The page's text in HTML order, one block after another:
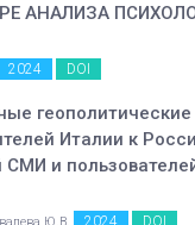
АНАЛИЗА
2024 DOI
Италии к
СМИ и
2024 DOI